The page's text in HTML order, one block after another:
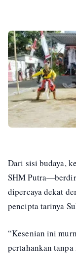
Dari sisi budaya,
SHM Putra
dipercaya dekat
pencipta tarinya
“Kesenian ini
pertahankan